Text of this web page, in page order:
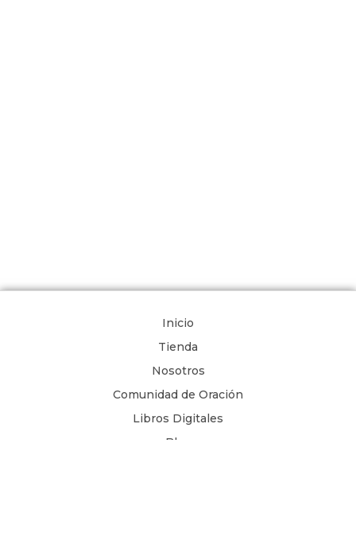
Inicio
Tienda
Nosotros
Comunidad de Oración
Libros Digitales
Blog